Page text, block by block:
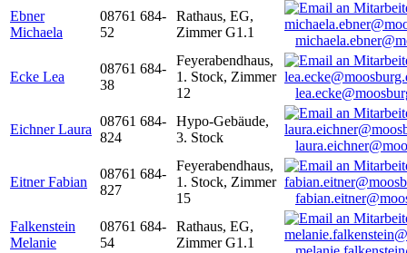
Ebner
Michaela
08761 684-
52
Rathaus, EG,
Zimmer G1.1
Ecke Lea
08761 684-
38
Feyerabendhaus,
1. Stock, Zimmer
12
Eichner Laura
08761 684-
824
Hypo-Gebäude,
3. Stock
Eitner Fabian
08761 684-
827
Feyerabendhaus,
1. Stock, Zimmer
15
Falkenstein
Melanie
08761 684-
54
Rathaus, EG,
Zimmer G1.1